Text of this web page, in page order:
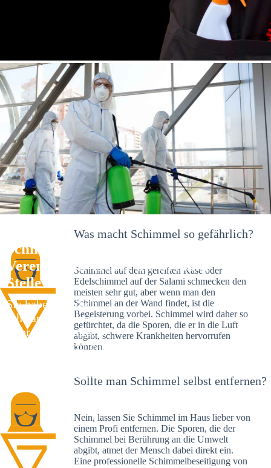
Schimmelexperte in Hausen ob
Verena – Ihr Helfer an Ort und
Stelle
Sie haben kürzlich
schwarze Flecken an
Ihrer Wand entdeckt?
Schlechte Nachrichten:
Schimmelbefall in
Was macht Schimmel so gefährlich?
Schimmel auf dem gereiften Käse oder
Edelschimmel auf der Salami schmecken den
meisten sehr gut, aber wenn man den
Schimmel an der Wand findet, ist die
Begeisterung vorbei. Schimmel wird daher so
gefürchtet, da die Sporen, die er in die Luft
abgibt, schwere Krankheiten hervorrufen
können.
Sollte man Schimmel selbst entfernen?
Nein, lassen Sie Schimmel im Haus lieber von
einem Profi entfernen. Die Sporen, die der
Schimmel bei Berührung an die Umwelt
abgibt, atmet der Mensch dabei direkt ein.
Eine professionelle Schimmelbeseitigung von